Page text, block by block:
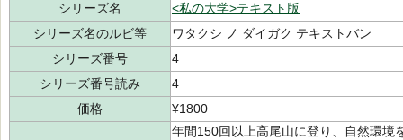
シリーズ名
<私の大学>テキスト版
シリーズ名のルビ等
ワタクシ ノ ダイガク テキストバン
シリーズ番号
4
シリーズ番号読み
4
価格
¥1800
年間150回以上高尾山に登り、自然環境